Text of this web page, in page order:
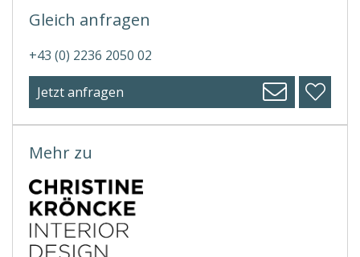
Mehr zu
Gleich anfragen
+43 (0) 2236 2050 02
Jetzt anfragen